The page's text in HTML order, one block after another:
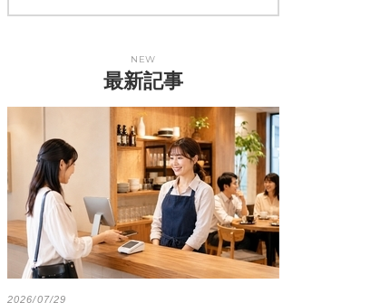
NEW
最新記事
2026/07/29